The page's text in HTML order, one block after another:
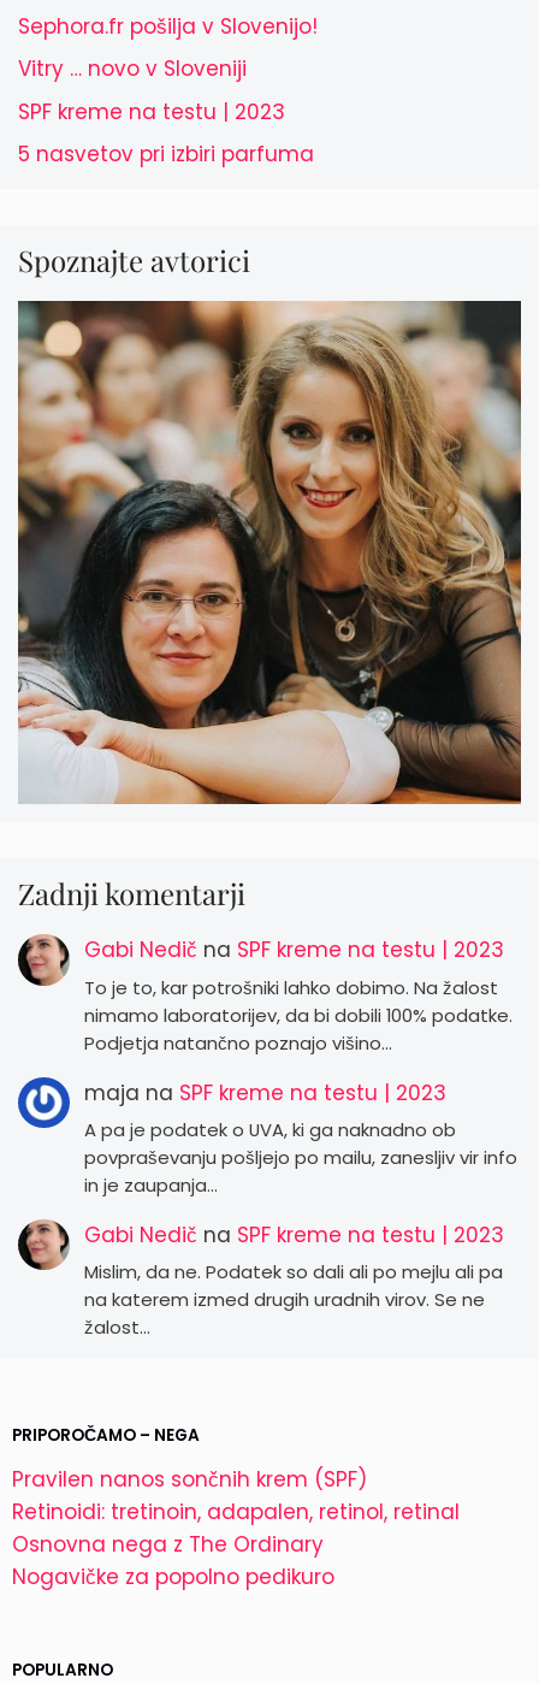
Sephora.fr pošilja v Slovenijo!
Vitry … novo v Sloveniji
SPF kreme na testu | 2023
5 nasvetov pri izbiri parfuma
Spoznajte avtorici
Zadnji komentarji
Gabi Nedič na SPF kreme na testu | 2023
To je to, kar potrošniki lahko dobimo. Na žalost
nimamo laboratorijev, da bi dobili 100% podatke.
Podjetja natančno poznajo višino…
maja na SPF kreme na testu | 2023
A pa je podatek o UVA, ki ga naknadno ob
povpraševanju pošljejo po mailu, zanesljiv vir info
in je zaupanja…
Gabi Nedič na SPF kreme na testu | 2023
Mislim, da ne. Podatek so dali ali po mejlu ali pa
na katerem izmed drugih uradnih virov. Se ne
žalost…
PRIPOROČAMO – NEGA
Pravilen nanos sončnih krem (SPF)
Retinoidi: tretinoin, adapalen, retinol, retinal
Osnovna nega z The Ordinary
Nogavičke za popolno pedikuro
POPULARNO